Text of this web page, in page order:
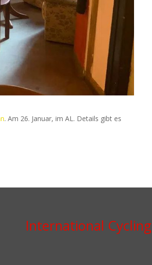
. Am 26. Januar, im AL. Details gibt es
International